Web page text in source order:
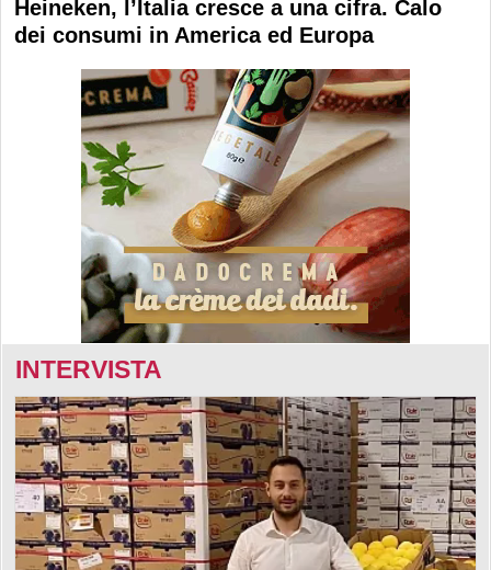
Heineken, l’Italia cresce a una cifra. Calo
dei consumi in America ed Europa
INTERVISTA